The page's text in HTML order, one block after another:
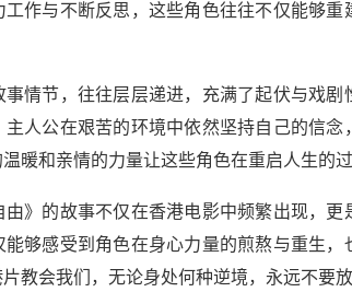
作与不断反思，这些角色往往不仅能够
情节，往往层层递进，充满了起伏与戏
人公在艰苦的环境中依然坚持自己的信
暖和亲情的力量让这些角色在重启人生的
》的故事不仅在香港电影中频繁出现，
够感受到角色在身心力量的煎熬与重生
教会我们，无论身处何种逆境，永远不要